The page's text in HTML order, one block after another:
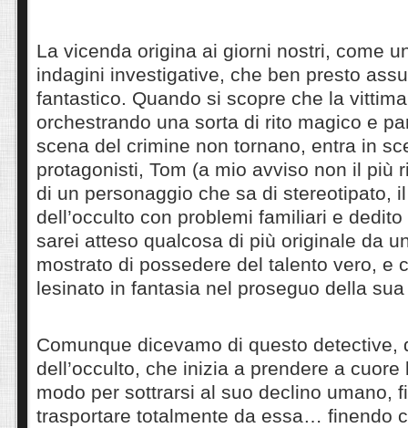
La vicenda origina ai giorni nostri, come
indagini investigative, che ben presto
fantastico. Quando si scopre che la
orchestrando una sorta di rito magico e
scena del crimine non tornano, entra in
protagonisti, Tom (a mio avviso non il più
di un personaggio che sa di stereotipato,
dell’occulto con problemi familiari e
sarei atteso qualcosa di più originale da
mostrato di possedere del talento vero, e
lesinato in fantasia nel proseguo della
Comunque dicevamo di questo detective,
dell’occulto, che inizia a prendere a
modo per sottrarsi al suo declino umano,
trasportare totalmente da essa… finendo